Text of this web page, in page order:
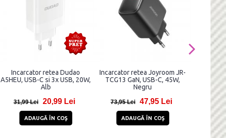
Incarcator retea Dudao
A5HEU, USB-C si 3x USB, 20W,
Alb
31,99 Lei 20,99 Lei
ADAUGĂ ÎN COŞ
Incarcator retea Joyroom JR-
TCG13 GaN, USB-C, 45W,
Negru
73,95 Lei 47,95 Lei
ADAUGĂ ÎN COŞ